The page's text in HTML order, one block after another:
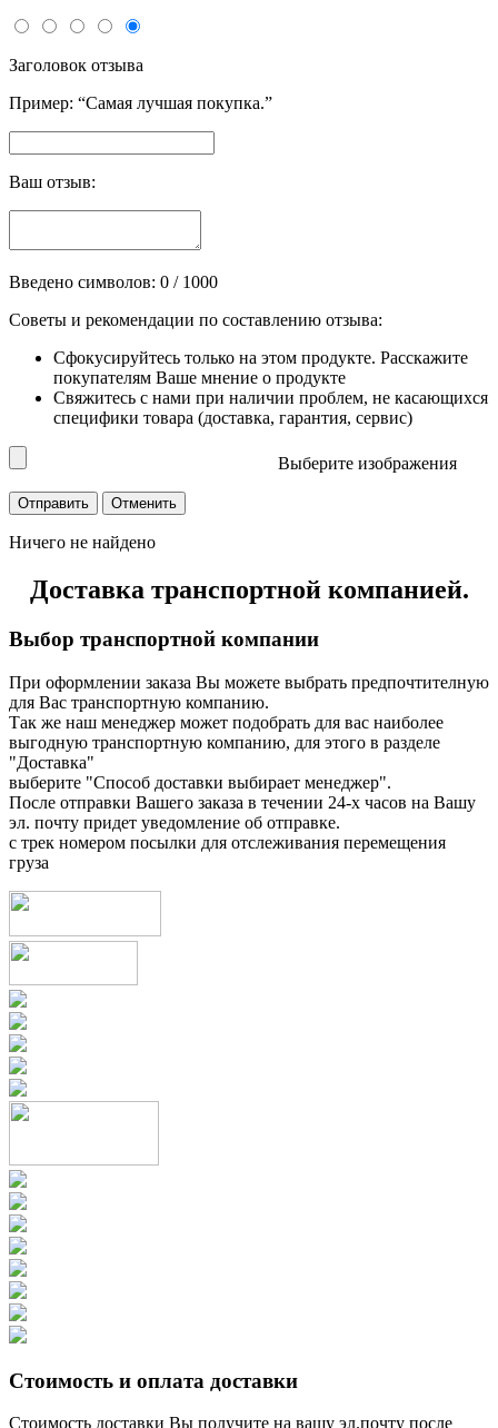
Заголовок отзыва
Пример: “Самая лучшая покупка.”
Ваш отзыв:
Введено символов: 0 / 1000
Советы и рекомендации по составлению отзыва:
Сфокусируйтесь только на этом продукте. Расскажите
покупателям Ваше мнение о продукте
Свяжитесь с нами при наличии проблем, не касающихся
специфики товара (доставка, гарантия, сервис)
Выберите изображения
Ничего не найдено
Доставка транспортной компанией.
Выбор транспортной компании
При оформлении заказа Вы можете выбрать предпочтителную
для Вас транспортную компанию.
Так же наш менеджер может подобрать для вас наиболее
выгодную транспортную компанию, для этого в разделе
"Доставка"
выберите "Способ доставки выбирает менеджер".
После отправки Вашего заказа в течении 24-х часов на Вашу
эл. почту придет уведомление об отправке.
с трек номером посылки для отслеживания перемещения
груза
Стоимость и оплата доставки
Стоимость доставки Вы получите на вашу эл.почту после